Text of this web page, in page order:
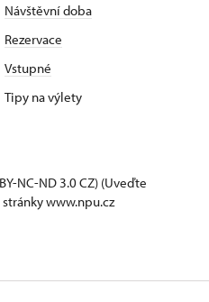
Návštěvní doba
Rezervace
Vstupné
Tipy na výlety
NC-ND 3.0 CZ) (Uveďte
www.npu.cz